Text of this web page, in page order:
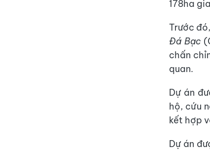
178ha
Trước
Đá Bạc
chấn
quan.
Dự án
hộ, cứu
kết hợp
Dự án